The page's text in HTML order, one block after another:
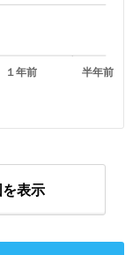
１年前 半年前
表示